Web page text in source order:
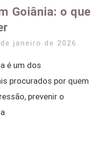
Goiânia: o que
janeiro de 2026
é um dos
procurados por quem
prevenir o